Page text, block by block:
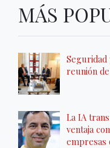
MÁS
reunión
La IA
ventaja
empresas